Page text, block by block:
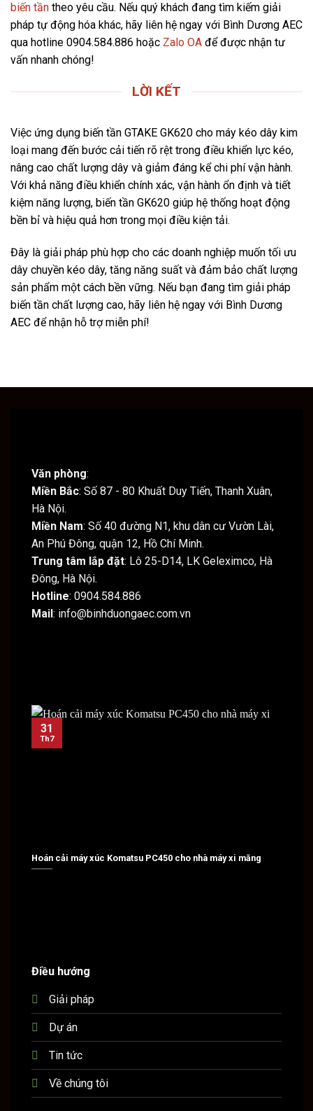
biến tần theo yêu cầu. Nếu quý khách đang tìm kiếm giải
pháp tự động hóa khác, hãy liên hệ ngay với Bình Dương AEC
qua hotline 0904.584.886 hoặc Zalo OA để được nhận tư
vấn nhanh chóng!
LỜI KẾT
Việc ứng dụng biến tần GTAKE GK620 cho máy kéo dây kim
loại mang đến bước cải tiến rõ rệt trong điều khiển lực kéo,
nâng cao chất lượng dây và giảm đáng kể chi phí vận hành.
Với khả năng điều khiển chính xác, vận hành ổn định và tiết
kiệm năng lượng, biến tần GK620 giúp hệ thống hoạt động
bền bỉ và hiệu quả hơn trong mọi điều kiện tải.
Đây là giải pháp phù hợp cho các doanh nghiệp muốn tối ưu
dây chuyền kéo dây, tăng năng suất và đảm bảo chất lượng
sản phẩm một cách bền vững. Nếu bạn đang tìm giải pháp
biến tần chất lượng cao, hãy liên hệ ngay với Bình Dương
AEC để nhận hỗ trợ miễn phí!
Văn phòng:
Miền Bắc: Số 87 - 80 Khuất Duy Tiến, Thanh Xuân,
Hà Nội.
Miền Nam: Số 40 đường N1, khu dân cư Vườn Lài,
An Phú Đông, quận 12, Hồ Chí Minh.
Trung tâm lắp đặt: Lô 25-D14, LK Geleximco, Hà
Đông, Hà Nội.
Hotline: 0904.584.886
Mail : info@binhduongaec.com.vn
Điều hướng
Giải pháp
Dự án
Tin tức
Về chúng tôi
Hoán cải máy xúc Komatsu PC450 cho nhà máy xi măng
31
Th7